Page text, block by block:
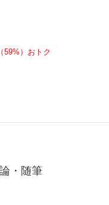
59%）おトク
・随筆